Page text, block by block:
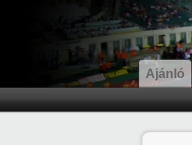
Ajánló